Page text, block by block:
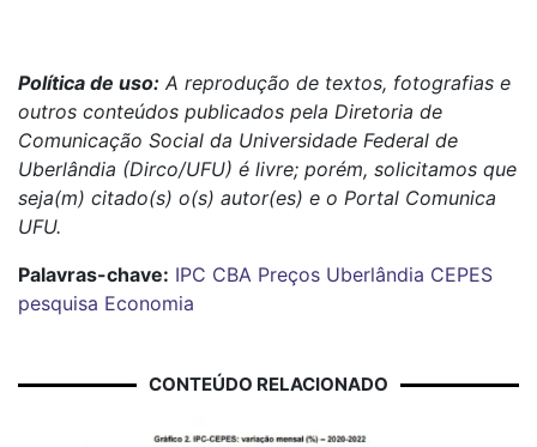
Política de uso: A reprodução de textos, fotografias e
outros conteúdos publicados pela Diretoria de
Comunicação Social da Universidade Federal de
Uberlândia (Dirco/UFU) é livre; porém, solicitamos que
seja(m) citado(s) o(s) autor(es) e o Portal Comunica
UFU.
Palavras-chave: IPC CBA Preços Uberlândia CEPES
pesquisa Economia
CONTEÚDO RELACIONADO